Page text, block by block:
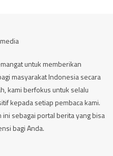
untuk memberikan
masyarakat Indonesia secara
kami berfokus untuk selalu
kepada setiap pembaca kami.
ini sebagai portal berita yang bisa
bagi Anda.